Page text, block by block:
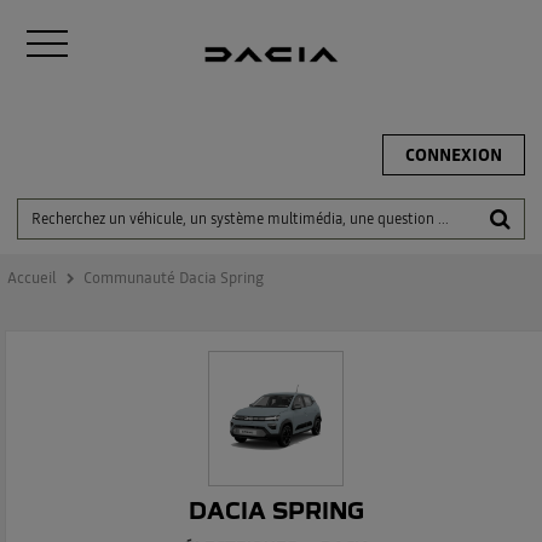
CONNEXION
Accueil Communauté Dacia Spring
DACIA SPRING